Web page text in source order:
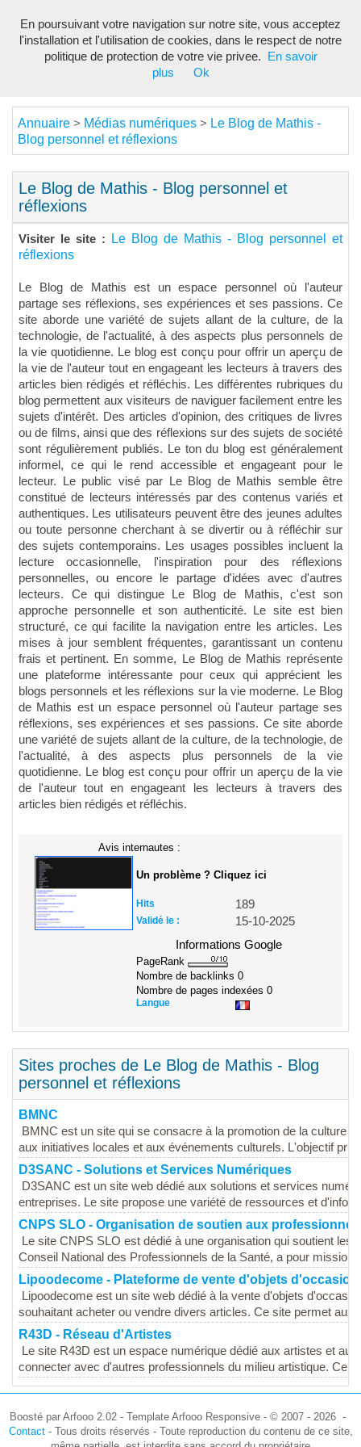
Annuaire > Médias numériques > Le Blog de Mathis -
Blog personnel et réflexions
Le Blog de Mathis - Blog personnel et
réflexions
Visiter le site :
Le Blog de Mathis - Blog personnel et
réflexions
Le Blog de Mathis est un espace personnel où l'auteur
partage ses réflexions, ses expériences et ses passions. Ce
site aborde une variété de sujets allant de la culture, de la
technologie, de l'actualité, à des aspects plus personnels de
la vie quotidienne. Le blog est conçu pour offrir un aperçu de
la vie de l'auteur tout en engageant les lecteurs à travers des
articles bien rédigés et réfléchis. Les différentes rubriques du
blog permettent aux visiteurs de naviguer facilement entre les
sujets d'intérêt. Des articles d'opinion, des critiques de livres
ou de films, ainsi que des réflexions sur des sujets de société
sont régulièrement publiés. Le ton du blog est généralement
informel, ce qui le rend accessible et engageant pour le
lecteur. Le public visé par Le Blog de Mathis semble être
constitué de lecteurs intéressés par des contenus variés et
authentiques. Les utilisateurs peuvent être des jeunes adultes
ou toute personne cherchant à se divertir ou à réfléchir sur
des sujets contemporains. Les usages possibles incluent la
lecture occasionnelle, l'inspiration pour des réflexions
personnelles, ou encore le partage d'idées avec d'autres
lecteurs. Ce qui distingue Le Blog de Mathis, c'est son
approche personnelle et son authenticité. Le site est bien
structuré, ce qui facilite la navigation entre les articles. Les
mises à jour semblent fréquentes, garantissant un contenu
frais et pertinent. En somme, Le Blog de Mathis représente
une plateforme intéressante pour ceux qui apprécient les
blogs personnels et les réflexions sur la vie moderne. Le Blog
de Mathis est un espace personnel où l'auteur partage ses
réflexions, ses expériences et ses passions. Ce site aborde
une variété de sujets allant de la culture, de la technologie, de
l'actualité, à des aspects plus personnels de la vie
quotidienne. Le blog est conçu pour offrir un aperçu de la vie
de l'auteur tout en engageant les lecteurs à travers des
articles bien rédigés et réfléchis.
Avis internautes :
Un problème ? Cliquez ici
Hits 189
Validé le :
15-10-2025
Informations Google
PageRank
Nombre de backlinks 0
Nombre de pages indexées 0
Langue
Sites proches de Le Blog de Mathis - Blog
personnel et réflexions
BMNC
BMNC est un site qui se consacre à la promotion de la culture
aux initiatives locales et aux événements culturels. L'objectif
D3SANC - Solutions et Services Numériques
D3SANC est un site web dédié aux solutions et services
entreprises. Le site propose une variété de ressources et
CNPS SLO - Organisation de soutien aux
Le site CNPS SLO est dédié à une organisation qui soutient
Conseil National des Professionnels de la Santé, a pour mission
Lipoodecome - Plateforme de vente d'objets d'occasion
Lipoodecome est un site web dédié à la vente d'objets
souhaitant acheter ou vendre divers articles. Ce site permet aux
R43D - Réseau d'Artistes
Le site R43D est un espace numérique dédié aux artistes et
connecter avec d'autres professionnels du milieu artistique. Ce
Boosté par Arfooo 2.02 - Template Arfooo Responsive - © 2007 - 2026 -
Contact- Tous droits réservés - Toute reproduction du contenu de ce site,
En poursuivant votre navigation sur notre site, vous acceptez
l'installation et l'utilisation de cookies, dans le respect de notre
politique de protection de votre vie privee.
En savoir
plus
Ok